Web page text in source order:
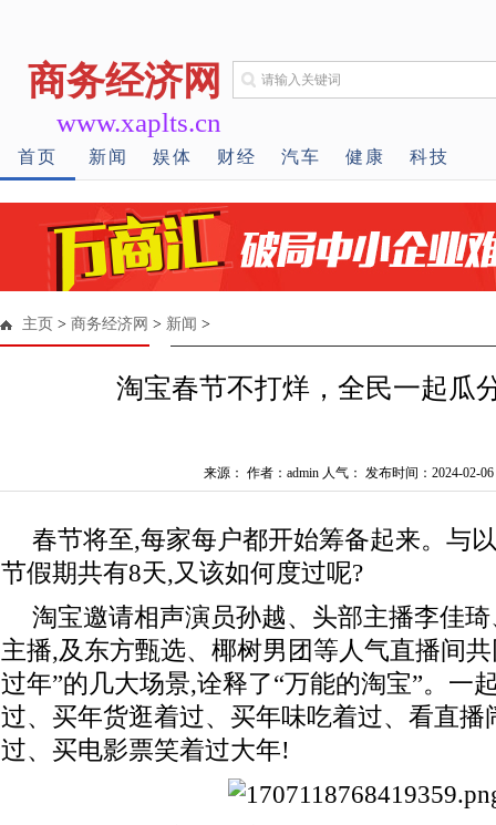
商务经济网
www.xaplts.cn
首页 新闻 娱体 财经 汽车 健康 科技
主页 > 商务经济网 > 新闻 >
淘宝春节不打烊，全民一起瓜
来源： 作者：admin 人气： 发布时间：2024-02-06
春节将至,每家每户都开始筹备起来。与
节假期共有8天,又该如何度过呢?
淘宝邀请相声演员孙越、头部主播李佳
主播,及东方甄选、椰树男团等人气直播间
过年”的几大场景,诠释了“万能的淘宝”。一
过、买年货逛着过、买年味吃着过、看直播
过、买电影票笑着过大年!